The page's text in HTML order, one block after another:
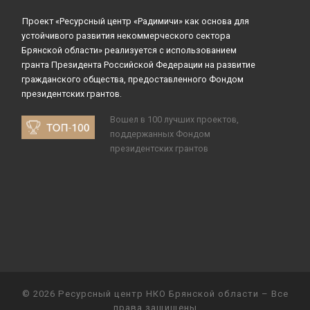
Проект «Ресурсный центр «Радимичи» как основа для
устойчивого развития некоммерческого сектора
Брянской области» реализуется с использованием
гранта Президента Российской Федерации на развитие
гражданского общества, предоставленного Фондом
президентских грантов.
Вошел в 100 лучших проектов,
поддержанных Фондом
президентских грантов
© 2026 Ресурсный центр НКО Брянской области – Все
права защищены